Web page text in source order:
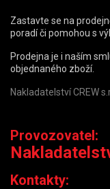
Zastavte se na
poradí či pomohou s
Prodejna je i naším
objednaného zboží.
Nakladatelství CREW
Provozovatel:
Kontakty: